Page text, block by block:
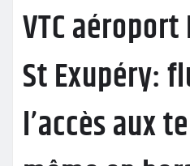
VTC aéroport
St Exupéry:
l’accès aux